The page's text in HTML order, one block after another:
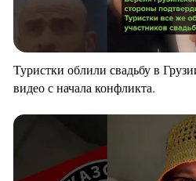
Туристки облили свадьбу в
видео с начала конфликта.